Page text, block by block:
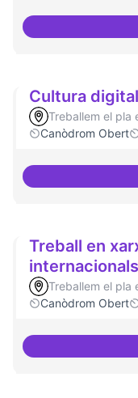
Cultura
Treballem el pla
Canòdrom Obert
Treball en
internacionals
Treballem el pla
Canòdrom Obert